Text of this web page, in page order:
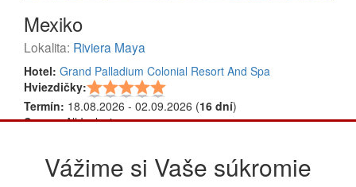
Mexiko
Lokalita: Riviera Maya
Hotel: Grand Palladium Colonial Resort And Spa
Hviezdičky:
Termín: 18.08.2026 - 02.09.2026 (16 dní)
Strava:All Inclusive
Doprava: Letecky
Praha
Typ pobytu: Pobytové + Pri mori
Vážime si Vaše súkromie